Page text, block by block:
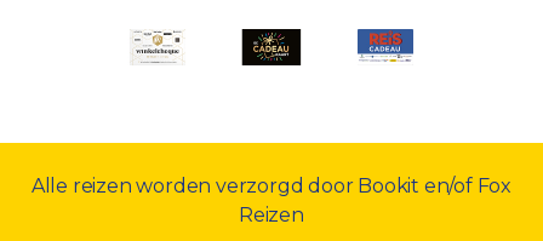
Alle reizen worden verzorgd door Bookit en/of Fox
Reizen